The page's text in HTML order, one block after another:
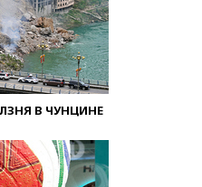
В ЧУНЦИНЕ